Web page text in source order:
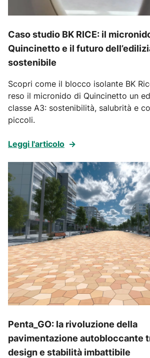
Caso studio BK RICE: il
Quincinetto e il futuro
sostenibile
Scopri come il blocco isolante BK
reso il micronido di Quincinetto un
classe A3: sostenibilità, salubrità e
piccoli.
Leggi l'articolo →
Penta_GO: la rivoluzione della
pavimentazione autobloccante
design e stabilità imbattibile